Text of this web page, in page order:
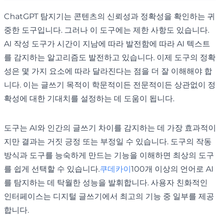
ChatGPT 탐지기는 콘텐츠의 신뢰성과 정확성을 확인하는 귀
중한 도구입니다. 그러나 이 도구에는 제한 사항도 있습니다.
AI 작성 도구가 시간이 지남에 따라 발전함에 따라 AI 텍스트
를 감지하는 알고리즘도 발전하고 있습니다. 이제 도구의 정확
성은 몇 가지 요소에 따라 달라진다는 점을 더 잘 이해해야 합
니다. 이는 글쓰기 목적이 학문적이든 ​​전문적이든 상관없이 정
확성에 대한 기대치를 설정하는 데 도움이 됩니다.
도구는 AI와 인간의 글쓰기 차이를 감지하는 데 가장 효과적이
지만 결과는 거짓 긍정 또는 부정일 수 있습니다. 도구의 작동
방식과 도구를 능숙하게 만드는 기능을 이해하면 최상의 도구
를 쉽게 선택할 수 있습니다.쿠데카이100개 이상의 언어로 AI
를 탐지하는 데 탁월한 성능을 발휘합니다. 사용자 친화적인
인터페이스는 디지털 글쓰기에서 최고의 기능 중 일부를 제공
합니다.